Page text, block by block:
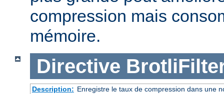
compression mais
mémoire.
Directive
Description: Enregistre le taux de compression dans une